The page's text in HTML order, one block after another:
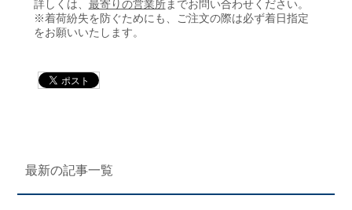
詳しくは、 最寄りの営業所までお問い合わせください。
※着荷紛失を防ぐためにも、ご注文の際は必ず着日指定
をお願いいたします。
最新の記事一覧